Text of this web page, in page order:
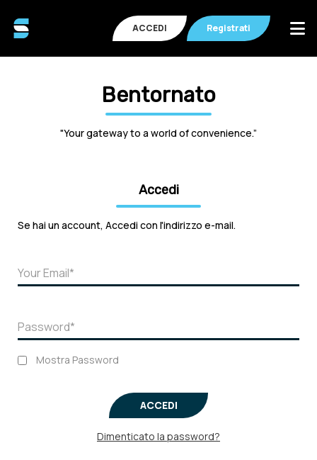
ACCEDI Registrati
Bentornato
"Your gateway to a world of convenience.”
Accedi
Se hai un account, Accedi con l'indirizzo e-mail.
Mostra Password
ACCEDI
Dimenticato la password?